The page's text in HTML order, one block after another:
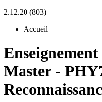
2.12.20 (803)
Accueil
Enseignement
Master -